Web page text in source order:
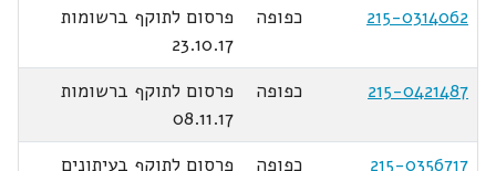
215-0314062
כפופה
פרסום לתוקף ברשומות
23.10.17
215-0421487
כפופה
פרסום לתוקף ברשומות
08.11.17
215-0356717
כפופה פרסום לתוקף בעיתונים